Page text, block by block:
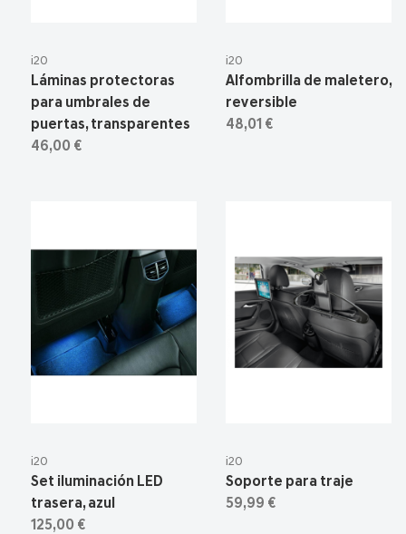
i20
Láminas protectoras
para umbrales de
puertas, transparentes
46,00 €
i20
Alfombrilla de maletero,
reversible
48,01 €
i20
Set iluminación LED
trasera, azul
125,00 €
i20
Soporte para traje
59,99 €